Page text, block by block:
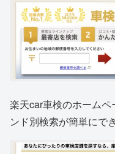
楽天car車検のホーム
ンド別検索が簡単にで